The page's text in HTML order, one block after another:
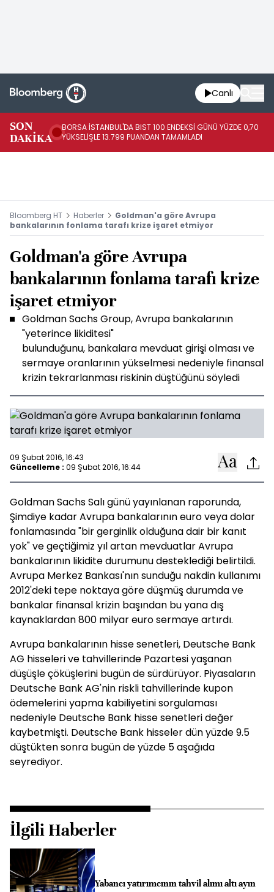
Canlı
SON
DAKİKA
BORSA İSTANBUL'DA BIST 100 ENDEKSİ GÜNÜ YÜZDE 0,70
YÜKSELİŞLE 13.799 PUANDAN TAMAMLADI
Bloomberg HT Haberler
Goldman'a göre Avrupa
bankalarının fonlama tarafı krize işaret etmiyor
Goldman'a göre Avrupa
bankalarının fonlama tarafı krize
işaret etmiyor
Goldman Sachs Group, Avrupa bankalarının
"yeterince likiditesi"
bulunduğunu, bankalara mevduat girişi olması ve
sermaye oranlarının yükselmesi nedeniyle finansal
krizin tekrarlanması riskinin düştüğünü söyledi
09 Şubat 2016, 16:43
Güncelleme : 09 Şubat 2016, 16:44
Goldman Sachs Salı günü yayınlanan raporunda,
Şimdiye kadar Avrupa bankalarının euro veya dolar
fonlamasında "bir gerginlik olduğuna dair bir kanıt
yok" ve geçtiğimiz yıl artan mevduatlar Avrupa
bankalarının likidite durumunu desteklediği belirtildi.
Avrupa Merkez Bankası'nın sunduğu nakdin kullanımı
2012'deki tepe noktaya göre düşmüş durumda ve
bankalar finansal krizin başından bu yana dış
kaynaklardan 800 milyar euro sermaye artırdı.
Avrupa bankalarının hisse senetleri, Deutsche Bank
AG hisseleri ve tahvillerinde Pazartesi yaşanan
düşüşle çöküşlerini bugün de sürdürüyor. Piyasaların
Deutsche Bank AG'nin riskli tahvillerinde kupon
ödemelerini yapma kabiliyetini sorgulaması
nedeniyle Deutsche Bank hisse senetleri değer
kaybetmişti. Deutsche Bank hisseler dün yüzde 9.5
düştükten sonra bugün de yüzde 5 aşağıda
seyrediyor.
İlgili Haberler
Yabancı yatırımcının tahvil alımı altı ayın